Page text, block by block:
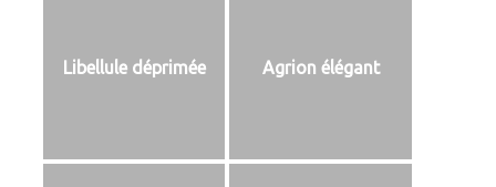
Libellule déprimée Agrion élégant